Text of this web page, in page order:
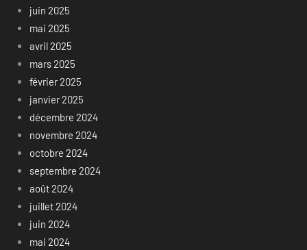
juin 2025
mai 2025
avril 2025
mars 2025
février 2025
janvier 2025
décembre 2024
novembre 2024
octobre 2024
septembre 2024
août 2024
juillet 2024
juin 2024
mai 2024